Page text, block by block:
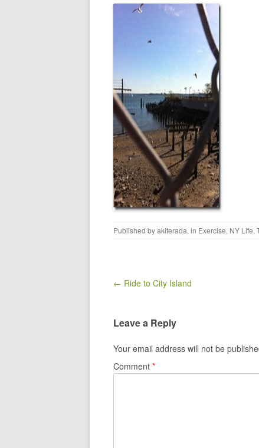
Published byakiterada, in Exercise, NY Life,
Post navigation
← Ride to City Island
Leave a Reply
Your email address will not be
Comment *